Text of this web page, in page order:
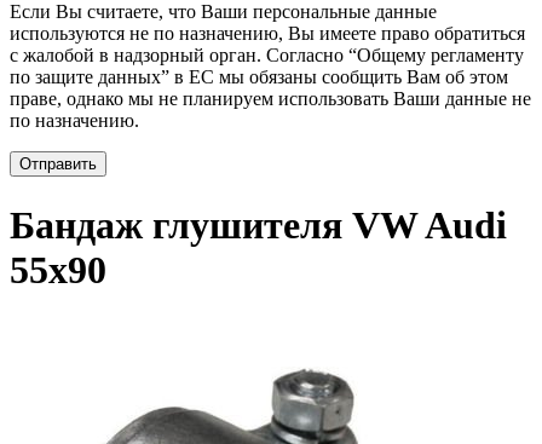
Если Вы считаете, что Ваши персональные данные
используются не по назначению, Вы имеете право обратиться
с жалобой в надзорный орган. Согласно “Общему регламенту
по защите данных” в ЕС мы обязаны сообщить Вам об этом
праве, однако мы не планируем использовать Ваши данные не
по назначению.
Отправить
Бандаж глушителя VW Audi
55x90